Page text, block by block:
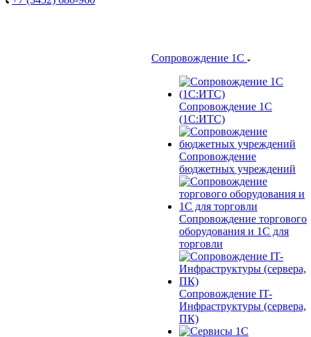
Сопровождение 1С
Сопровождение 1С
(1С:ИТС)
Сопровождение
бюджетных учреждений
Сопровождение торгового
оборудования и 1С для
торговли
Сопровождение IT-
Инфраструктуры (сервера,
ПК)